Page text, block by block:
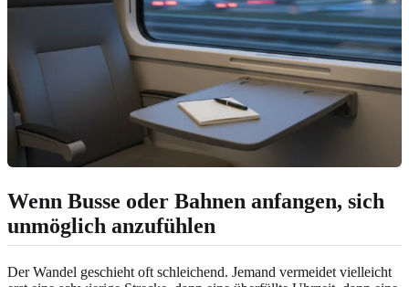
Wenn Busse oder Bahnen anfangen, sich
unmöglich anzufühlen
Der Wandel geschieht oft schleichend. Jemand vermeidet vielleicht